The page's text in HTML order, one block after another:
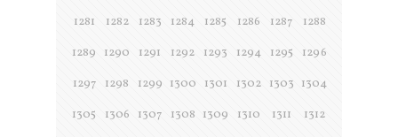
1281
1282 1283 1284 1285 1286 1287
1288
1289
1290 1291 1292 1293 1294 1295
1296
1297
1298 1299 1300 1301 1302 1303 1304
1305
1306 1307 1308 1309 1310 1311
1312